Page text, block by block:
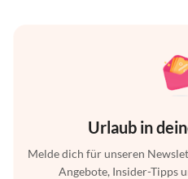
Urlaub in
Melde dich für unseren
Angebote, Insider-Tipps